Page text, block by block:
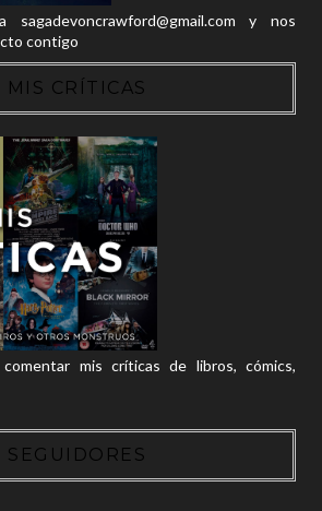
y nos
contigo
MIS CRÍTICAS
mis críticas de libros, cómics,
SEGUIDORES